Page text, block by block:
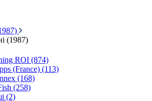
(1987)
ROI (874)
(France) (113)
(168)
(258)
(2)